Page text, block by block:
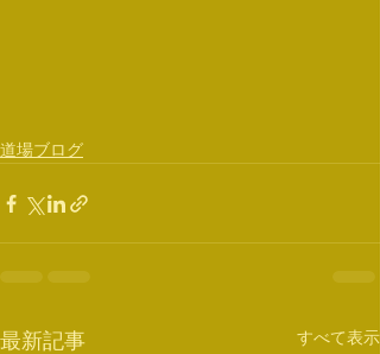
道場ブログ
最新記事 すべて表示